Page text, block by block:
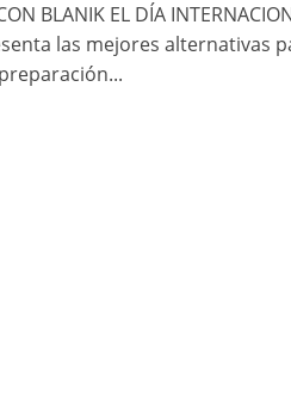
BLANIK EL DÍA
las mejores alternativas